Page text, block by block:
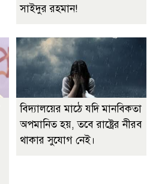
সাইদুর রহমান!
বিদ্যালয়ের মাঠে যদি মানবিকতা
অপমানিত হয়, তবে রাষ্ট্রের নীরব
থাকার সুযোগ নেই।